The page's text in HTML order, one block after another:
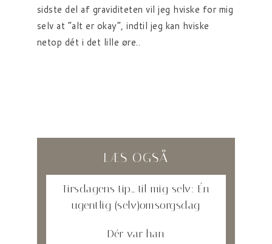
sidste del af graviditeten vil jeg hviske for mig
selv at “alt er okay”, indtil jeg kan hviske
netop dét i det lille øre..
LÆS OGSÅ
Tirsdagens tip… til mig selv: Én
ugentlig (selv)omsorgsdag
Dér var han